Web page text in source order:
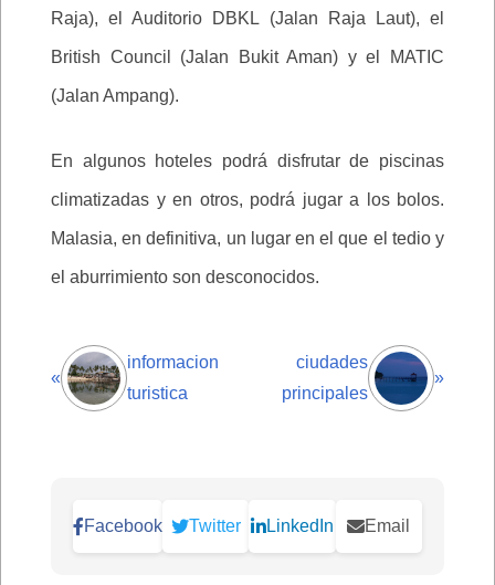
Raja), el Auditorio DBKL (Jalan Raja Laut), el
British Council (Jalan Bukit Aman) y el MATIC
(Jalan Ampang).
En algunos hoteles podrá disfrutar de piscinas
climatizadas y en otros, podrá jugar a los bolos.
Malasia, en definitiva, un lugar en el que el tedio y
el aburrimiento son desconocidos.
«
informacion
turistica
ciudades
principales
»
Facebook Twitter LinkedIn Email